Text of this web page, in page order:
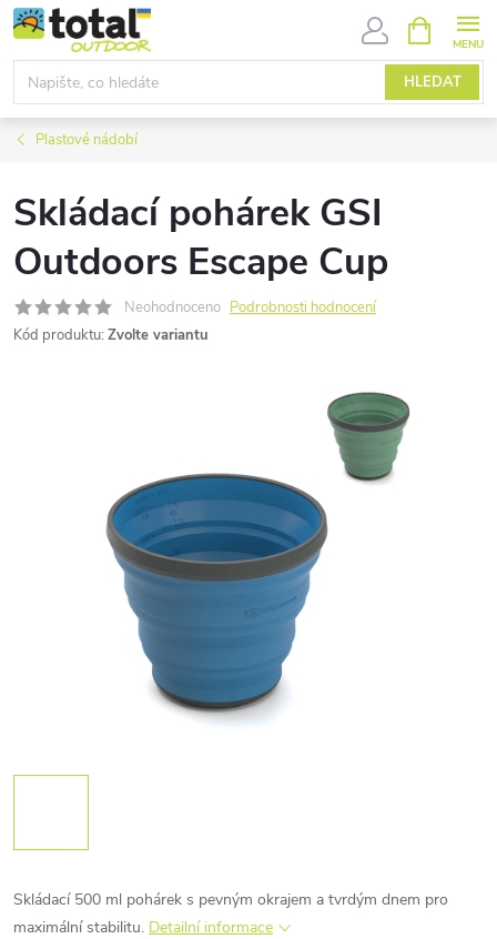
Přejít
na
obsah
HLEDAT
NÁKUPNÍ
KOŠÍK
Plastové nádobí
Skládací pohárek GSI
Outdoors Escape Cup
Neohodnoceno Podrobnosti hodnocení
Kód produktu: Zvolte variantu
Skládací 500 ml pohárek s pevným okrajem a tvrdým dnem pro
maximální stabilitu. Detailní informace